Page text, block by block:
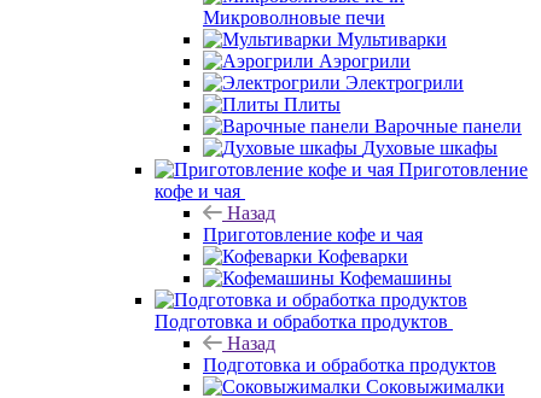
Микроволновые печи
Мультиварки
Аэрогрили
Электрогрили
Плиты
Варочные панели
Духовые шкафы
Приготовление
кофе и чая
Назад
Приготовление кофе и чая
Кофеварки
Кофемашины
Подготовка и обработка продуктов
Назад
Подготовка и обработка продуктов
Соковыжималки